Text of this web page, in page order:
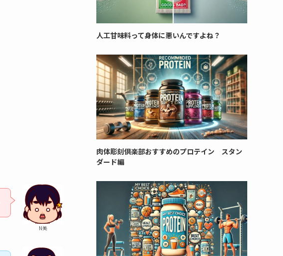
N美
人工甘味料って身体に悪いんですよね？
肉体彫刻倶楽部おすすめのプロテイン スタン
ダード編